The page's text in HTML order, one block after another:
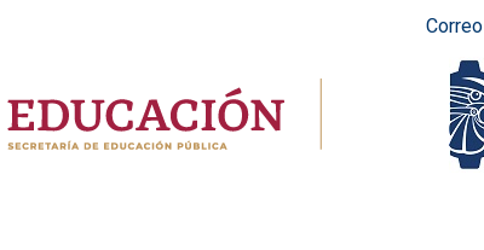
Correo